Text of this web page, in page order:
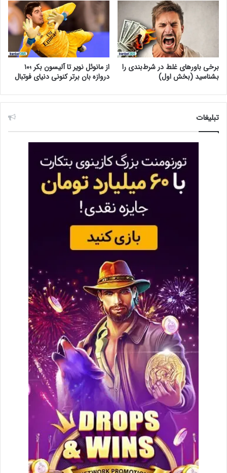
برخی باورهای غلط در شرط‌بندی را
بشناسید (بخش اول)
از مانوئل نویر تا آلیسون بکر ؛۱۰
دروازه بان برتر کنونی دنیای فوتبال
تبلیغات